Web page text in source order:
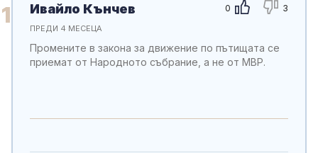
1 0 3
Ивайло Кънчев
ПРЕДИ 4 МЕСЕЦА
Промените в закона за движение по пътищата се
приемат от Народното събрание, а не от МВР.